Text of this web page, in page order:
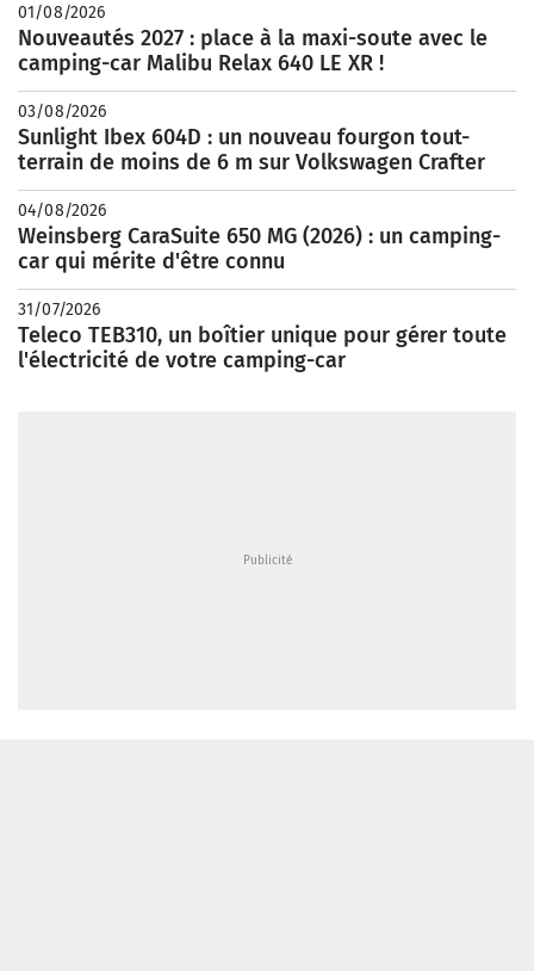
01/08/2026
Nouveautés 2027 : place à la maxi-soute avec le
camping-car Malibu Relax 640 LE XR !
03/08/2026
Sunlight Ibex 604D : un nouveau fourgon tout-
terrain de moins de 6 m sur Volkswagen Crafter
04/08/2026
Weinsberg CaraSuite 650 MG (2026) : un camping-
car qui mérite d'être connu
31/07/2026
Teleco TEB310, un boîtier unique pour gérer toute
l'électricité de votre camping-car